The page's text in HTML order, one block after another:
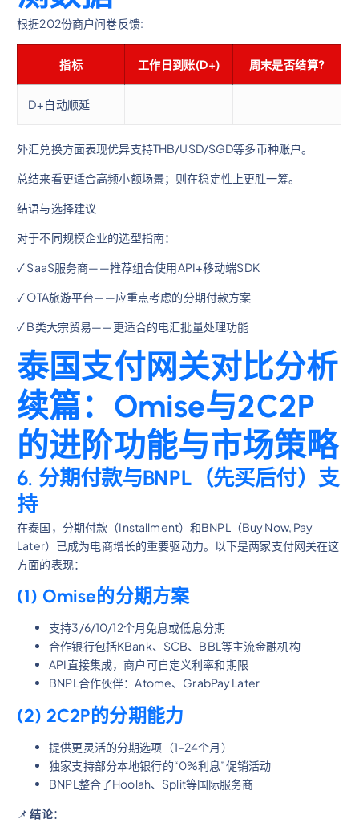
根据202份商户问卷反馈:
指标 工作日到账(D+) 周末是否结算?
D+自动顺延
外汇兑换方面表现优异支持THB/USD/SGD等多币种账户。
总结来看更适合高频小额场景；则在稳定性上更胜一筹。
结语与选择建议
对于不同规模企业的选型指南：
✓ SaaS服务商——推荐组合使用API+移动端SDK
✓ OTA旅游平台——应重点考虑的分期付款方案
✓ B类大宗贸易——更适合的电汇批量处理功能
泰国支付网关对比分析
续篇：Omise与2C2P
的进阶功能与市场策略
6. 分期付款与BNPL（先买后付）支
持
在泰国，分期付款（Installment）和BNPL（Buy Now, Pay
Later）已成为电商增长的重要驱动力。以下是两家支付网关在这
方面的表现：
(1) Omise的分期方案
支持3/6/10/12个月免息或低息分期
合作银行包括KBank、SCB、BBL等主流金融机构
API直接集成，商户可自定义利率和期限
BNPL合作伙伴：Atome、GrabPay Later
(2) 2C2P的分期能力
提供更灵活的分期选项（1–24个月）
独家支持部分本地银行的“0%利息”促销活动
BNPL整合了Hoolah、Split等国际服务商
📌结论：